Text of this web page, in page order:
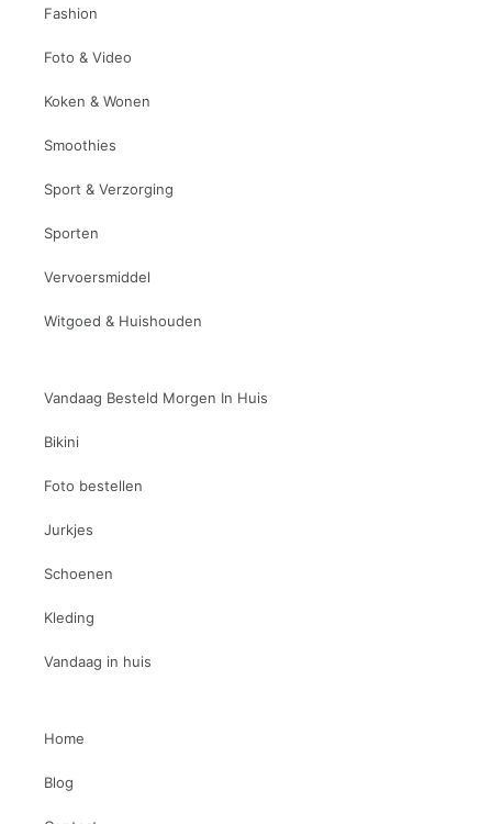
Fashion
Foto & Video
Koken & Wonen
Smoothies
Sport & Verzorging
Sporten
Vervoersmiddel
Witgoed & Huishouden
Vandaag Besteld Morgen In Huis
Bikini
Foto bestellen
Jurkjes
Schoenen
Kleding
Vandaag in huis
Home
Blog